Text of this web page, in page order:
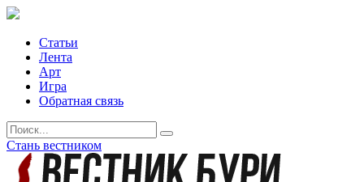
Статьи
Лента
Арт
Игра
Обратная связь
Стань вестником